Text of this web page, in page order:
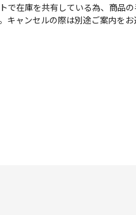
で在庫を共有している為、商品
キャンセルの際は別途ご案内を